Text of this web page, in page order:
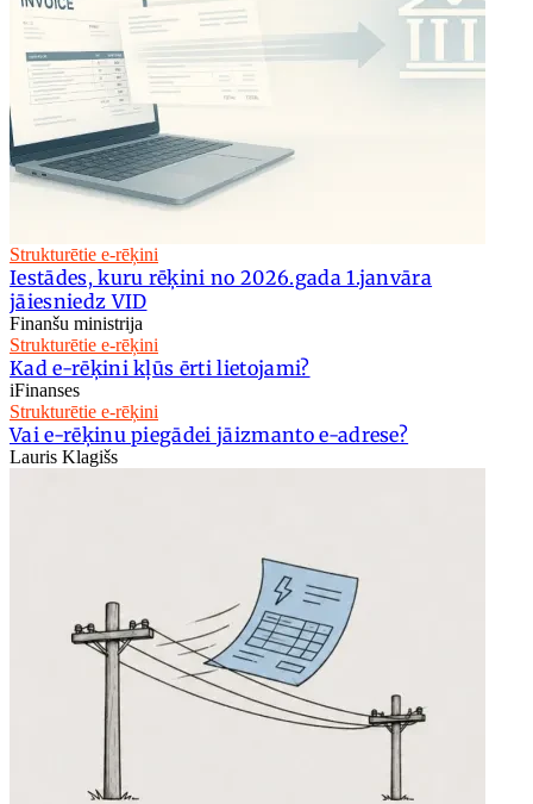
Strukturētie e-rēķini
Iestādes, kuru rēķini no 2026.gada 1.janvāra
jāiesniedz VID
Finanšu ministrija
Strukturētie e-rēķini
Kad e-rēķini kļūs ērti lietojami?
iFinanses
Strukturētie e-rēķini
Vai e-rēķinu piegādei jāizmanto e-adrese?
Lauris Klagišs